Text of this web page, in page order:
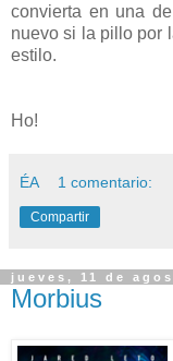
convierta en una
nuevo si la pillo por
estilo.
Ho!
ÉA 1 comentario:
Compartir
jueves, 11 de
Morbius